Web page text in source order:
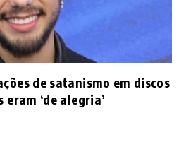
de satanismo em discos
eram ‘de alegria’